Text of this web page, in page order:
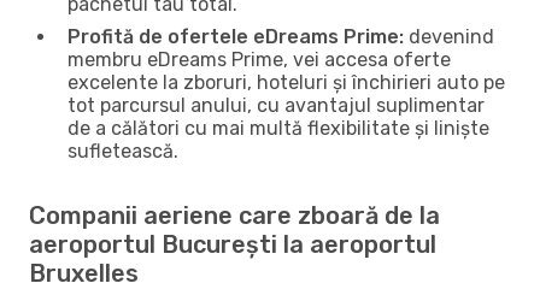
Profită de ofertele eDreams Prime: devenind
membru eDreams Prime, vei accesa oferte
excelente la zboruri, hoteluri și închirieri auto pe
tot parcursul anului, cu avantajul suplimentar
de a călători cu mai multă flexibilitate și liniște
sufletească.
Companii aeriene care zboară de la
aeroportul București la aeroportul
Bruxelles